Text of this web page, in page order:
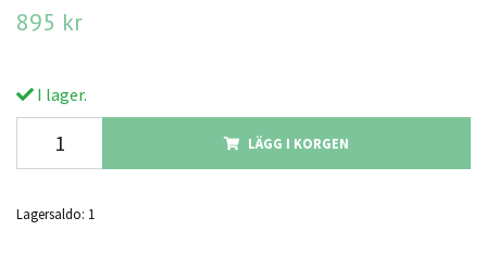
895 kr
I lager.
LÄGG I KORGEN
Lagersaldo: 1